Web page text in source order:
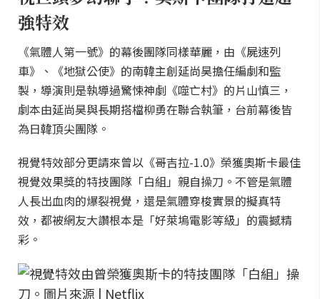
強特效
《氣體人第一號》的幕後團隊同樣華麗，由《屍速列
車》、《地獄公使》的南韓主創延尚昊擔任編劇和監
製，導演則是執導過驚悚神劇《噬亡村》的片山慎三，
劇本由延尚昊與長期搭檔柳勇在聯合執筆，台前幕後皆
為日韓頂尖團隊。
視覺特效部分更請來曾以《哥吉拉-1.0》榮獲奧斯卡最佳
視覺效果獎的特技團隊「白組」親自操刀。不管是氣體
人長出血肉的爆裂視覺，還是氣體穿梭實景的擬真特
效，都被網友大讚根本是「好萊塢電影等級」的震撼精
彩。